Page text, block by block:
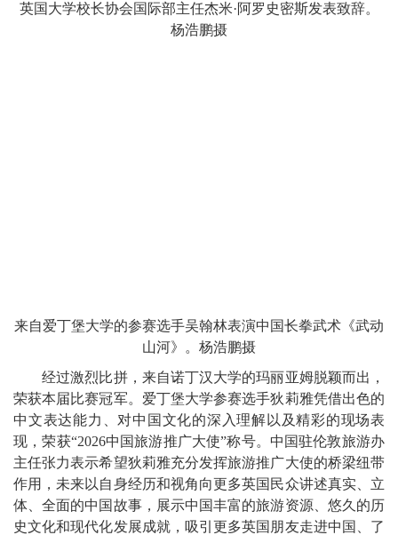
英国大学校长协会国际部主任杰米·阿罗史密斯发表致辞。
杨浩鹏摄
来自爱丁堡大学的参赛选手吴翰林表演中国长拳武术《武动
山河》。杨浩鹏摄
经过激烈比拼，来自诺丁汉大学的玛丽亚姆脱颖而出，
荣获本届比赛冠军。爱丁堡大学参赛选手狄莉雅凭借出色的
中文表达能力、对中国文化的深入理解以及精彩的现场表
现，荣获“2026中国旅游推广大使”称号。中国驻伦敦旅游办
主任张力表示希望狄莉雅充分发挥旅游推广大使的桥梁纽带
作用，未来以自身经历和视角向更多英国民众讲述真实、立
体、全面的中国故事，展示中国丰富的旅游资源、悠久的历
史文化和现代化发展成就，吸引更多英国朋友走进中国、了